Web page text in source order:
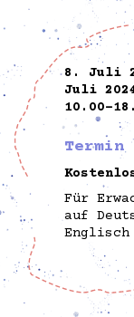
8. Juli
Juli
10.00-
Termin
Für
auf
Englisch